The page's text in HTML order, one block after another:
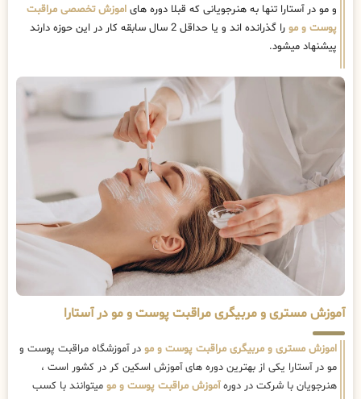
و مو در آستارا تنها به هنرجویانی که قبلا دوره های اموزش تخصصی مراقبت
پوست و مو
را گذرانده اند و یا حداقل 2 سال سابقه کار در این حوزه دارند
پیشنهاد میشود.
آموزش مستری و مربیگری مراقبت پوست و مو در آستارا
اموزش مستری و مربیگری مراقبت پوست و مو در آموزشگاه مراقبت پوست و
مو در آستارا یکی از بهترین دوره های آموزش اسکین کر در کشور است ،
هنرجویان با شرکت در دورهآموزش مراقبت پوست و مو میتوانند با کسب